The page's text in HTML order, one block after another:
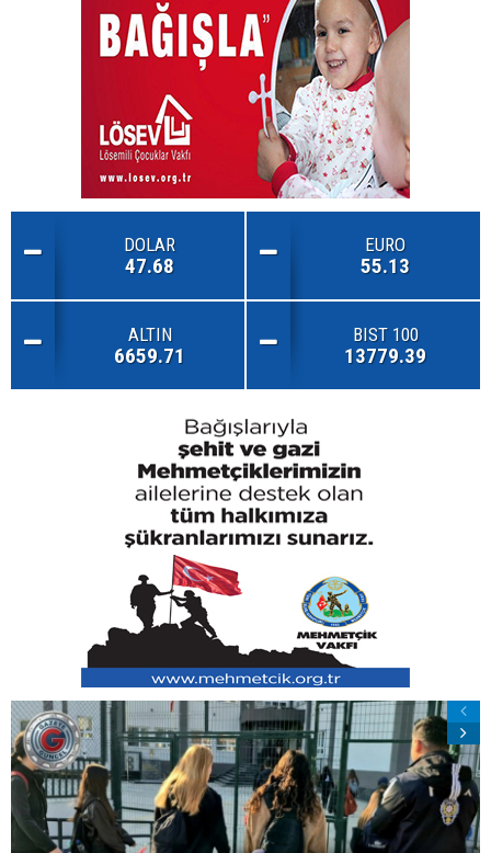
DOLAR
47.68
EURO
55.13
ALTIN
6659.71
BIST 100
13779.39